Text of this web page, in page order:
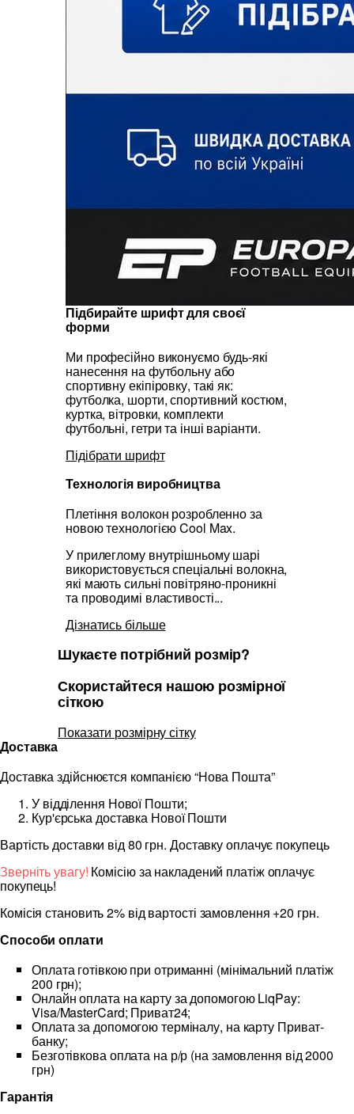
Підбирайте шрифт для своєї
форми
Ми професійно виконуємо будь-які
нанесення на футбольну або
спортивну екіпіровку, такі як:
футболка, шорти, спортивний костюм,
куртка, вітровки, комплекти
футбольні, гетри та інші варіанти.
Підібрати шрифт
Технологія виробництва
Плетіння волокон розробленно за
новою технологією Cool Max.
У прилеглому внутрішньому шарі
використовується спеціальні волокна,
які мають сильні повітряно-проникні
та проводимі властивості...
Дізнатись більше
Шукаєте потрібний розмір?
Скористайтеся нашою розмірної
сіткою
Показати розмірну сітку
Доставка
Доставка здійснюєтся компанією “Нова Пошта”
У відділення Нової Пошти;
Кур'єрська доставка Нової Пошти
Вартість доставки від 80 грн. Доставку оплачує покупець
Зверніть увагу! Комісію за накладений платіж оплачує
покупець!
Комісія становить 2% від вартості замовлення +20 грн.
Способи оплати
Оплата готівкою при отриманні (мінімальний платіж
200 грн);
Онлайн оплата на карту за допомогою LiqPay:
Visa/MasterCard; Приват24;
Оплата за допомогою терміналу, на карту Приват-
банку;
Безготівкова оплата на р/р (на замовлення від 2000
грн)
Гарантія